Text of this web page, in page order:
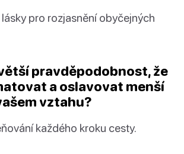
pro rozjasnění obyčejných
pravděpodobnost, že
a oslavovat menší
vztahu?
každého kroku cesty.